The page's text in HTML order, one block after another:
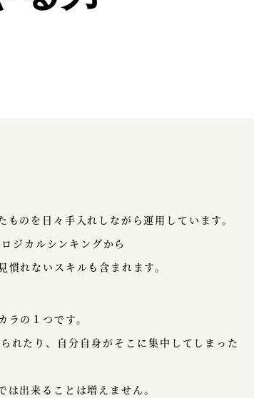
のを日々手入れしながら運用しています。
ジカルシンキングから
れないスキルも含まれます。
の１つです。
れたり、自分自身がそこに集中してしまった
出来ることは増えません。